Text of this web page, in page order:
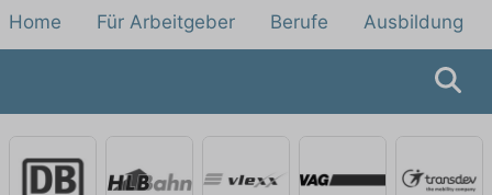
Home Für Arbeitgeber Berufe Ausbildung